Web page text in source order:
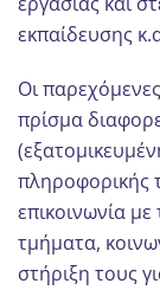
εκπαίδευσης
Οι
πρίσμα
πληροφορικής
επικοινωνία με
τμήματα,
στήριξη τους